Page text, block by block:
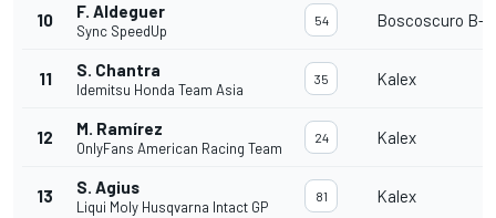
10 F. Aldeguer
Sync SpeedUp
54 Boscoscuro B-
11 S. Chantra
Idemitsu Honda Team Asia
35 Kalex
12 M. Ramírez
OnlyFans American Racing Team
24 Kalex
13 S. Agius
Liqui Moly Husqvarna Intact GP
81 Kalex